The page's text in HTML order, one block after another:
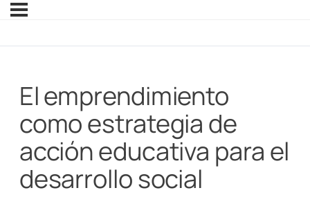
El emprendimiento
como estrategia de
acción educativa para el
desarrollo social